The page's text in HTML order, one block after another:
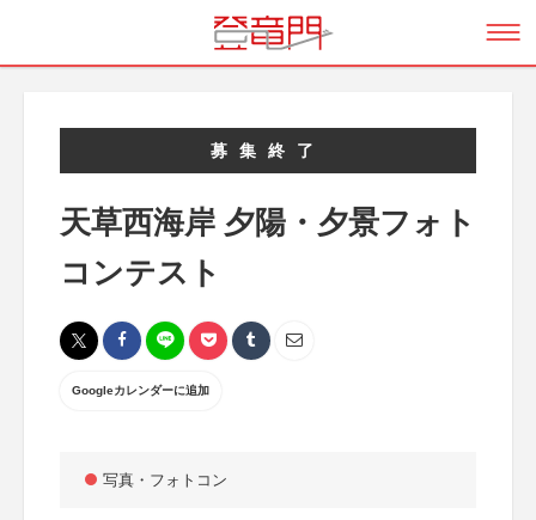
募集終了
天草西海岸 夕陽・夕景フォト
コンテスト
Googleカレンダーに追加
写真・フォトコン